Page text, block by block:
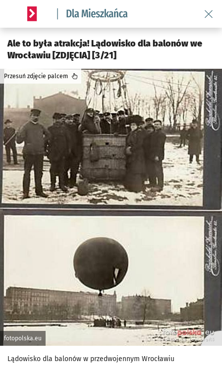
Serwis informacyjny wroclaw.pl podserwis: Dla mieszkańca
Ale to była atrakcja! Lądowisko dla balonów we
Wrocławiu [ZDJĘCIA] [3/21]
fotopolska.eu
Przesuń zdjęcie palcem
Lądowisko dla balonów w przedwojennym Wrocławiu